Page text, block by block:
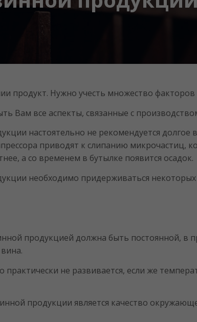
продукт. Нужно учесть множество факторов
Вам все аспекты, связанные с
настоятельно не рекомендуется
приводят к слипанию микрочастиц,
а со временем в бутылке появится осадок.
необходимо придерживаться
продукцией должна быть постоянной, в
практически не развивается, если же
продукции является качество